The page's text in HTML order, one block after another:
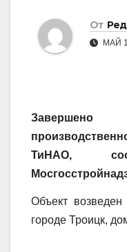
От
МАЙ
ТиНАО,
Объект
городе Троицк,